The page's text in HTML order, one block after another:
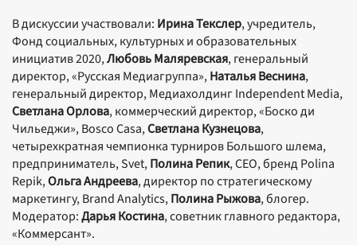
В дискуссии участвовали: Ирина Текслер, учредитель,
Фонд социальных, культурных и образовательных
инициатив 2020,Любовь Маляревская, генеральный
директор, «Русская Медиагруппа»,Наталья Веснина,
генеральный директор, Медиахолдинг Independent Media,
Светлана Орлова, коммерческий директор, «Боско ди
Чильеджи», Bosco Casa,Светлана Кузнецова,
четырехкратная чемпионка турниров Большого шлема,
предприниматель, Svet,Полина Репик, CEO, бренд Polina
Repik,Ольга Андреева, директор по стратегическому
маркетингу, Brand Analytics,Полина Рыжова, блогер.
Модератор:Дарья Костина, советник главного редактора,
«Коммерсант».